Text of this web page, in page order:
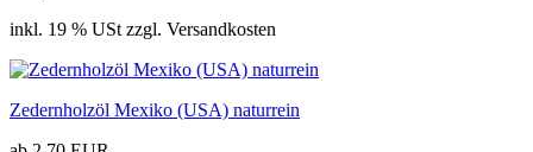
inkl. 19 % USt zzgl. Versandkosten
Zedernholzöl Mexiko (USA) naturrein